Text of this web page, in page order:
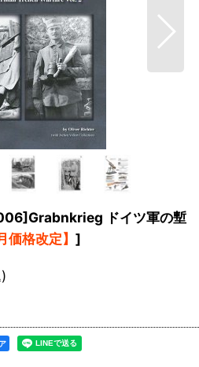
ドイツ軍の塹
価格改定】 ]